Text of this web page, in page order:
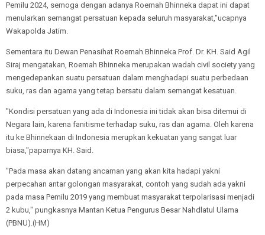
Pemilu 2024, semoga dengan adanya Roemah Bhinneka dapat ini dapat
menularkan semangat persatuan kepada seluruh masyarakat,"ucapnya
Wakapolda Jatim.
Sementara itu Dewan Penasihat Roemah Bhinneka Prof. Dr. KH. Said Agil
Siraj mengatakan, Roemah Bhinneka merupakan wadah civil society yang
mengedepankan suatu persatuan dalam menghadapi suatu perbedaan
suku, ras dan agama yang tetap bersatu dalam semangat kesatuan.
"Kondisi persatuan yang ada di Indonesia ini tidak akan bisa ditemui di
Negara lain, karena fanitisme terhadap suku, ras dan agama. Oleh karena
itu ke Bhinnekaan di Indonesia merupkan kekuatan yang sangat luar
biasa,"paparnya KH. Said.
"Pada masa akan datang ancaman yang akan kita hadapi yakni
perpecahan antar golongan masyarakat, contoh yang sudah ada yakni
pada masa Pemilu 2019 yang membuat masyarakat terpolarisasi menjadi
2 kubu," pungkasnya Mantan Ketua Pengurus Besar Nahdlatul Ulama
(PBNU).(HM)